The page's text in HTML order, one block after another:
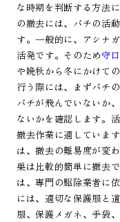
な時期を判断する方法
の撤去には、バチの活
す。一般的に、アシナ
活発です。そのため守
や晩秋から冬にかけて
行う際には、まずバチ
バチが飛んでいないか
ないかを確認します。
撤去作業に適していま
は、撤去の難易度が変
巣は比較的簡単に撤去
は、専門の駆除業者に
には、適切な保護服と
服、保護メガネ、手袋